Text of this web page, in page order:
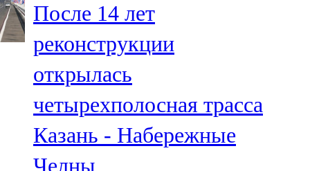
106,2 FM
Минзәлә
107,3 FM
Мөслим
100,0 FM
После 14 лет
реконструкции
открылась
четырехполосная трасса
Казань - Набережные
Челны